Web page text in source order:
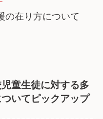
の在り方について
童生徒に対する多
いてピックアップ